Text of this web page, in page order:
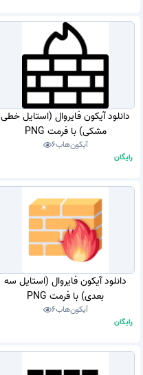
دانلود آیکون فایروال (استایل خطی
مشکی) با فرمت PNG
آیکون‌هاب6
رایگان
دانلود آیکون فایروال (استایل سه
بعدی) با فرمت PNG
آیکون‌هاب6
رایگان